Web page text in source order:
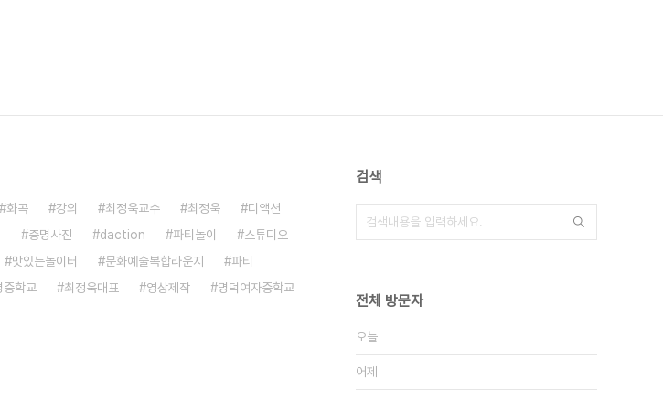
화곡 강의 최정욱교수 최정욱
디액션
증명사진 daction 파티놀이
스튜디오
맛있는놀이터 문화예술복합라운지
파티
중학교 최정욱대표 영상제작
명덕여자중학교
검색
전체 방문자
오늘
어제